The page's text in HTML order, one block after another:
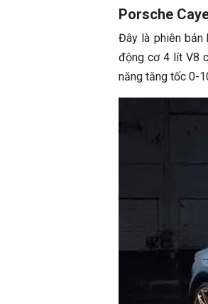
Porsche
Đây là phiên bản
động cơ 4 lít V8
năng tăng tốc 0-